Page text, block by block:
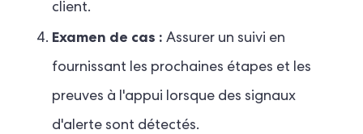
client.
Examen de cas : Assurer un suivi en
fournissant les prochaines étapes et les
preuves à l'appui lorsque des signaux
d'alerte sont détectés.